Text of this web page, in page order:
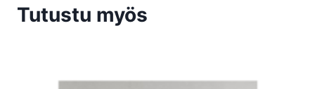
Tutustu myös